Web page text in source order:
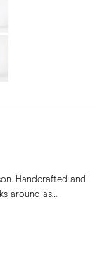
Handcrafted and
around as